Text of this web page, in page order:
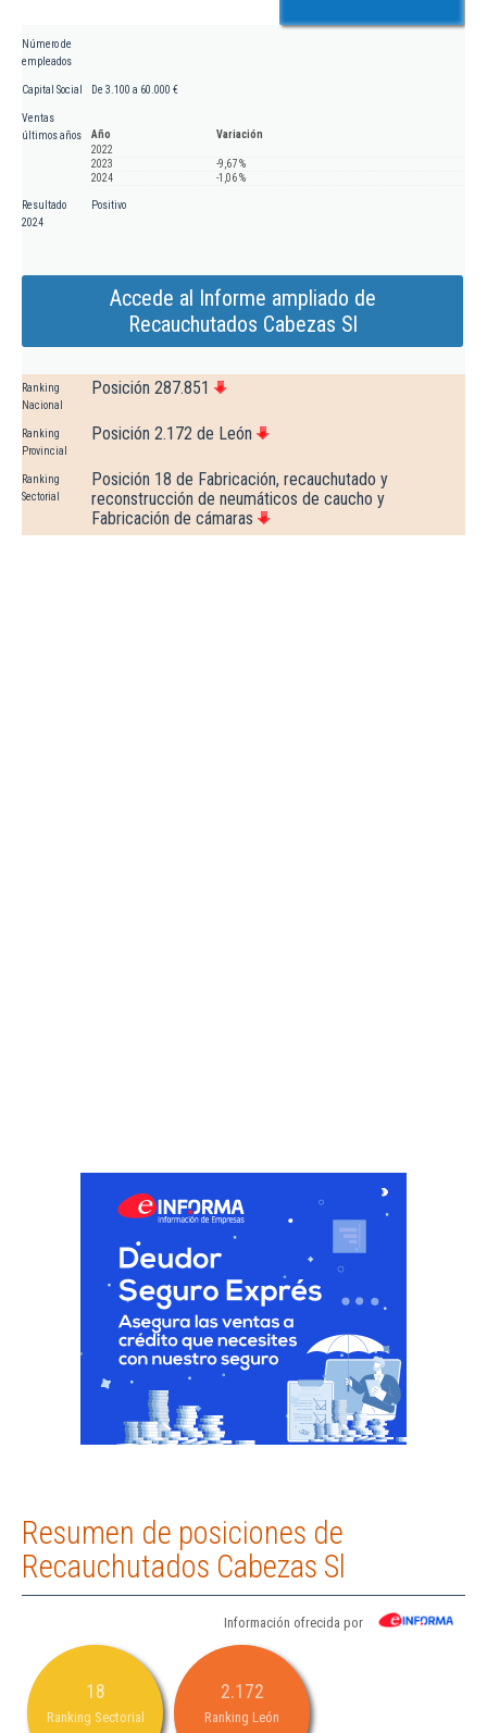
Número de
empleados
Capital Social De 3.100 a 60.000 €
Ventas
últimos años
Año
Variación
2022
2023
-9,67 %
2024
-1,06 %
Resultado
2024
Positivo
Accede al Informe ampliado de
Recauchutados Cabezas Sl
Ranking
Nacional
Posición 287.851
Ranking
Provincial
Posición 2.172 de León
Ranking
Sectorial
Posición 18 de Fabricación, recauchutado y
reconstrucción de neumáticos de caucho y
Fabricación de cámaras
Resumen de posiciones de
Recauchutados Cabezas Sl
Información ofrecida por
18
Ranking Sectorial
2.172
Ranking León